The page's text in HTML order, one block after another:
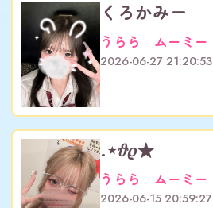
くろかみー
うらら ムーミー
2026-06-27 21:20:53
.⋆𝜗𝜚★
うらら ムーミー
2026-06-15 20:59:27